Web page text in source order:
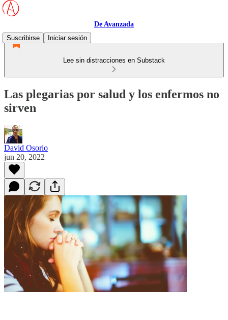
De Avanzada
Suscribirse
Iniciar sesión
Lee sin distracciones en Substack
Las plegarias por salud y los enfermos no
sirven
David Osorio
jun 20, 2022